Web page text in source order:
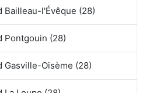
Bailleau-l'Évêque (28)
Pontgouin (28)
Gasville-Oisème (28)